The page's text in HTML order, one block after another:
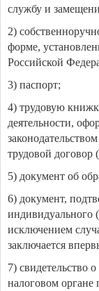
службу и
2)
форме,
Российской
3) паспорт;
4) трудовую
деятельности,
трудовой договор
5) документ об
6) документ,
индивидуального
исключением
заключается
7) свидетельство
налоговом органе